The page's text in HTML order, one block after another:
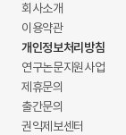
회사소개
이용약관
개인정보처리방침
연구논문지원사업
제휴문의
출간문의
권익제보센터